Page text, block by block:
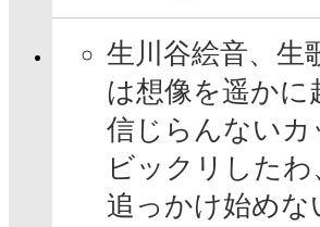
生川谷絵音、生
は想像を遥かに
信じらんないカ
ビックリしたわ
追っかけ始めな